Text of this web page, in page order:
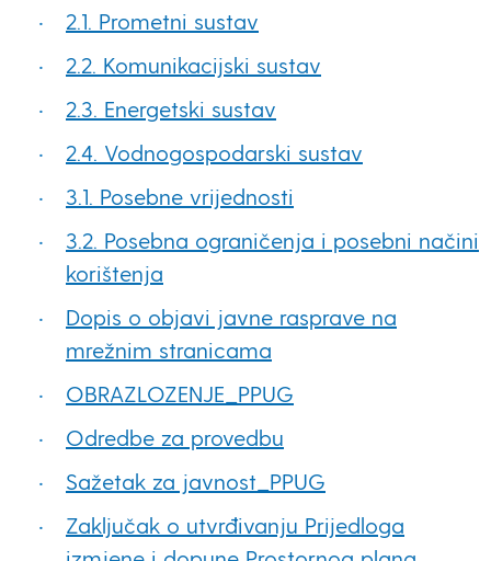
2.1. Prometni sustav
2.2. Komunikacijski sustav
2.3. Energetski sustav
2.4. Vodnogospodarski sustav
3.1. Posebne vrijednosti
3.2. Posebna ograničenja i posebni načini
korištenja
Dopis o objavi javne rasprave na
mrežnim stranicama
OBRAZLOZENJE_PPUG
Odredbe za provedbu
Sažetak za javnost_ PPUG
Zaključak o utvrđivanju Prijedloga